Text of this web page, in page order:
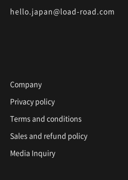
hello.japan@load-road.com
Company
Privacy policy
Terms and conditions
Sales and refund policy
Media Inquiry